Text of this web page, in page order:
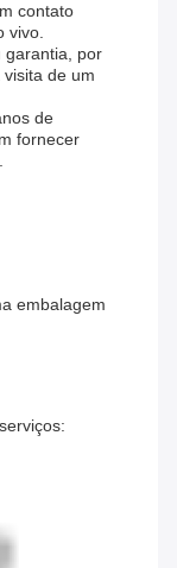
contato
vivo.
garantia, por
de um
de
fornecer
embalagem